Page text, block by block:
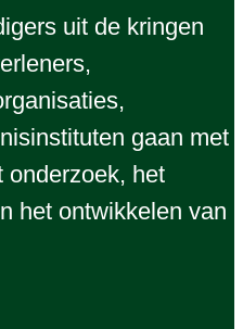
uit de kringen
gaan met
onderzoek, het
het ontwikkelen van